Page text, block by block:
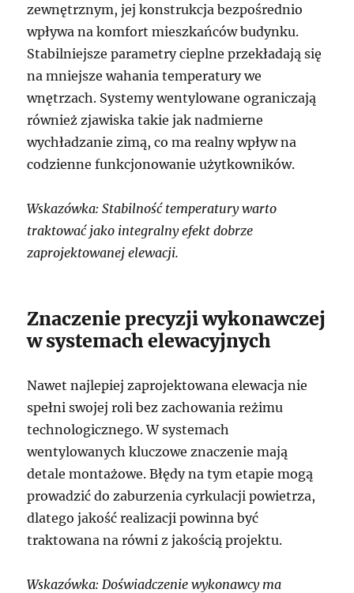
zewnętrznym, jej konstrukcja bezpośrednio
wpływa na komfort mieszkańców budynku.
Stabilniejsze parametry cieplne przekładają się
na mniejsze wahania temperatury we
wnętrzach. Systemy wentylowane ograniczają
również zjawiska takie jak nadmierne
wychładzanie zimą, co ma realny wpływ na
codzienne funkcjonowanie użytkowników.
Wskazówka: Stabilność temperatury warto
traktować jako integralny efekt dobrze
zaprojektowanej elewacji.
Znaczenie precyzji wykonawczej
w systemach elewacyjnych
Nawet najlepiej zaprojektowana elewacja nie
spełni swojej roli bez zachowania reżimu
technologicznego. W systemach
wentylowanych kluczowe znaczenie mają
detale montażowe. Błędy na tym etapie mogą
prowadzić do zaburzenia cyrkulacji powietrza,
dlatego jakość realizacji powinna być
traktowana na równi z jakością projektu.
Wskazówka: Doświadczenie wykonawcy ma